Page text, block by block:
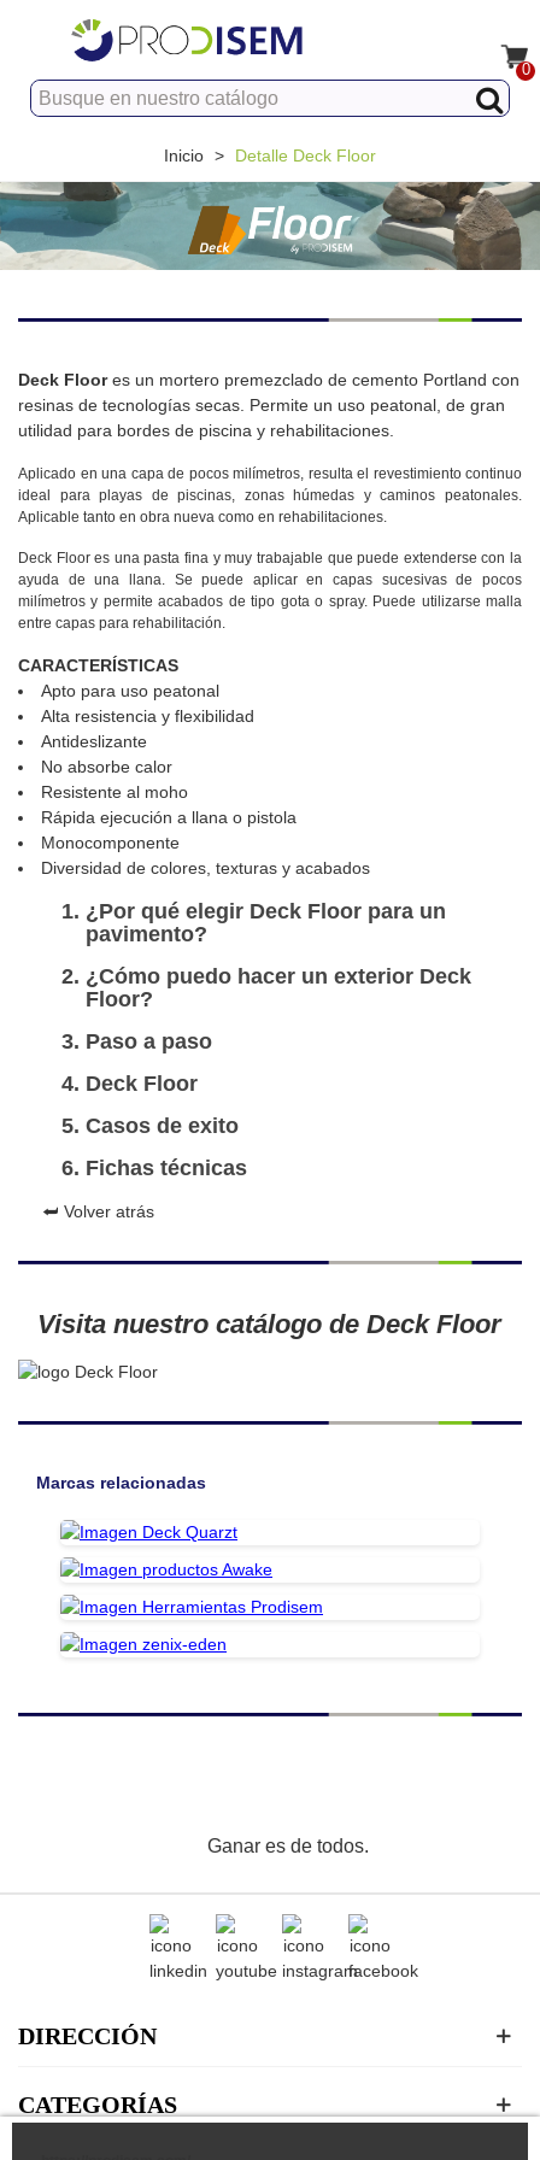
0
Inicio > Detalle Deck Floor
Deck Floores un mortero premezclado de cemento Portland con
resinas de tecnologías secas. Permite un uso peatonal, de gran
utilidad para bordes de piscina y rehabilitaciones.
Aplicado en una capa de pocos milímetros, resulta el revestimiento continuo
ideal para playas de piscinas, zonas húmedas y caminos peatonales.
Aplicable tanto en obra nueva como en rehabilitaciones.
Deck Floor es una pasta fina y muy trabajable que puede extenderse con la
ayuda de una llana. Se puede aplicar en capas sucesivas de pocos
milímetros y permite acabados de tipo gota o spray. Puede utilizarse malla
entre capas para rehabilitación.
CARACTERÍSTICAS
Apto para uso peatonal
Alta resistencia y flexibilidad
Antideslizante
No absorbe calor
Resistente al moho
Rápida ejecución a llana o pistola
Monocomponente
Diversidad de colores, texturas y acabados
¿Por qué elegir Deck Floor para un
pavimento?
¿Cómo puedo hacer un exterior Deck
Floor?
Paso a paso
Deck Floor
Casos de exito
Fichas técnicas
⮨ Volver atrás
Visita nuestro catálogo de Deck Floor
Marcas relacionadas
Ganar es de todos.
DIRECCIÓN
CATEGORÍAS